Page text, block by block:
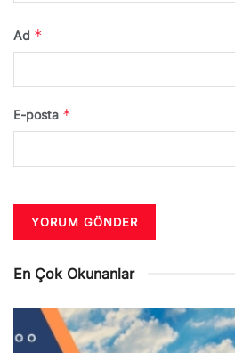
Ad *
E-posta *
En Çok Okunanlar